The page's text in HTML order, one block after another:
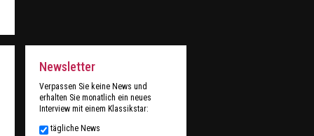
Newsletter
Verpassen Sie keine News und
erhalten Sie monatlich ein neues
Interview mit einem Klassikstar:
tägliche News